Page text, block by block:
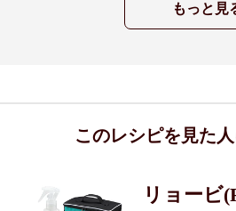
もっと見
このレシピを見た
リョービ